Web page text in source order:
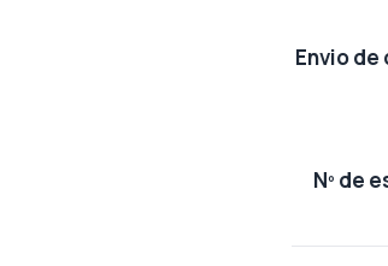
Envio
Nº de